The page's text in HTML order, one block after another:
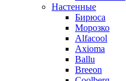
Настенные
Бирюса
Морозко
Alfacool
Axioma
Ballu
Breeon